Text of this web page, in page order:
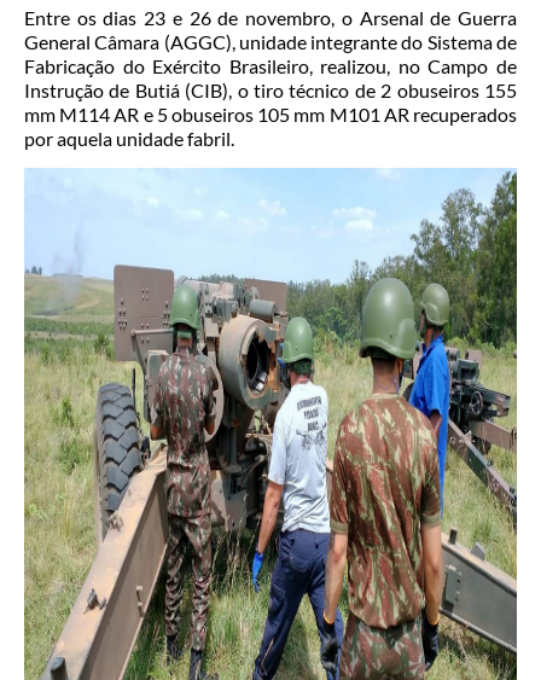
Entre os dias 23 e 26 de novembro, o Arsenal de Guerra
General Câmara (AGGC), unidade integrante do Sistema de
Fabricação do Exército Brasileiro, realizou, no Campo de
Instrução de Butiá (CIB), o tiro técnico de 2 obuseiros 155
mm M114 AR e 5 obuseiros 105 mm M101 AR recuperados
por aquela unidade fabril.